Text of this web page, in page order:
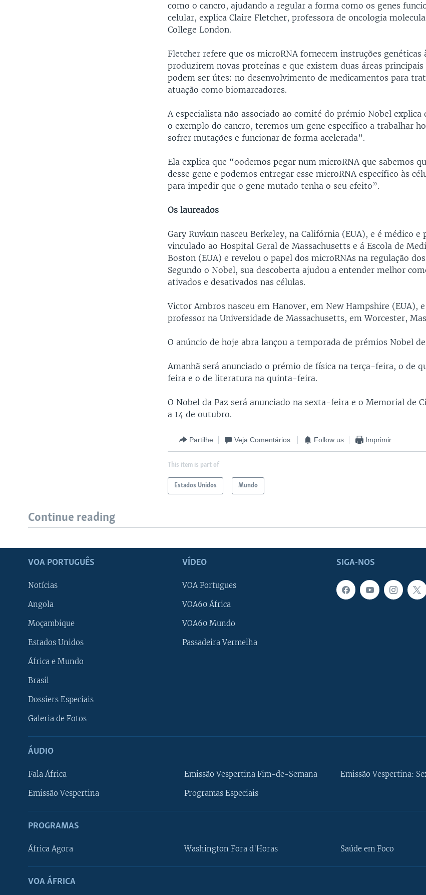
como o cancro, ajudando a regular a forma como os genes
celular, explica Claire Fletcher, professora de oncologia
College London.
Fletcher refere que os microRNA fornecem instruções genéticas
produzirem novas proteínas e que existem duas áreas
podem ser útes: no desenvolvimento de medicamentos para
atuação como biomarcadores.
A especialista não associado ao comité do prémio Nobel explica
o exemplo do cancro, teremos um gene específico a trabalhar
sofrer mutações e funcionar de forma acelerada”.
Ela explica que “oodemos pegar num microRNA que sabemos
desse gene e podemos entregar esse microRNA específico às
para impedir que o gene mutado tenha o seu efeito”.
Os laureados
Gary Ruvkun nasceu Berkeley, na Califórnia (EUA), e é médico e
vinculado ao Hospital Geral de Massachusetts e á Escola de
Boston (EUA) e revelou o papel dos microRNAs na regulação
Segundo o Nobel, sua descoberta ajudou a entender melhor
ativados e desativados nas células.
Victor Ambros nasceu em Hanover, em New Hampshire (EUA),
professor na Universidade de Massachusetts, em Worcester,
O anúncio de hoje abra lançou a temporada de prémios Nobel
Amanhã será anunciado o prémio de física na terça-feira, o de
feira e o de literatura na quinta-feira.
O Nobel da Paz será anunciado na sexta-feira e o Memorial de
a 14 de outubro.
Partilhe Veja Comentários Follow us Imprimir
This item is part of
Estados Unidos Mundo
Continue reading
SIGA-NOS
VOA PORTUGUÊS
Notícias
Angola
Moçambique
Estados Unidos
África e Mundo
Brasil
Dossiers Especiais
Galeria de Fotos
VÍDEO
VOA Portugues
VOA60 África
VOA60 Mundo
Passadeira Vermelha
ÁUDIO
Fala África
Emissão Vespertina
Emissão Vespertina Fim-de-Semana
Programas Especiais
Emissão Vespertina:
PROGRAMAS
África Agora Washington Fora d'Horas Saúde em Foco
VOA ÁFRICA